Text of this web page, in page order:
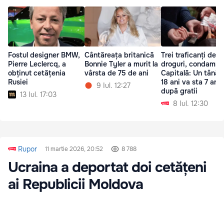
Fostul designer BMW,
Pierre Leclercq, a
obținut cetățenia
Rusiei
13 Iul. 17:03
Cântăreața britanică
Bonnie Tyler a murit la
vârsta de 75 de ani
9 Iul. 12:27
Trei traficanți de
droguri,
Capitală: Un tânăr
18 ani va sta 7 ani
după gratii
8 Iul. 12:30
Rupor 11 martie 2026, 20:52 8 788
Ucraina a deportat doi cetățeni
ai Republicii Moldova